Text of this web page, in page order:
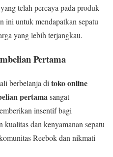
telah percaya pada produk
ini untuk mendapatkan sepatu
yang lebih terjangkau.
Pertama
berbelanja di toko online
pertama sangat
insentif bagi
kualitas dan kenyamanan sepatu
Reebok dan nikmati